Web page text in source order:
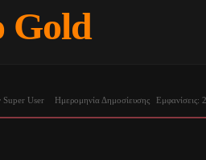
Gold
Super User Ημερομηνία Δημοσίευσης Εμφανίσεις: